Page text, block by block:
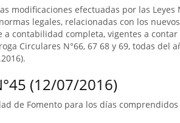
modificaciones efectuadas por las Leyes
legales, relacionadas con los
a contabilidad completa, vigentes a
Circulares N°66, 67 68 y 69, todas
(12/07/2016)
de Fomento para los días